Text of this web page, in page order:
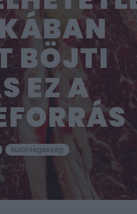
BÖJTI
EZ A
különlegesség